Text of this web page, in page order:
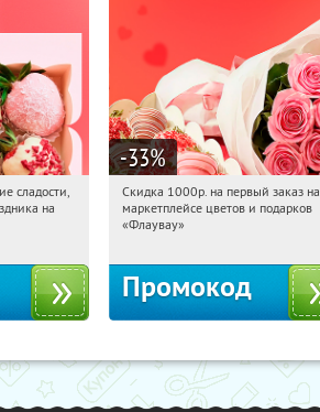
Получили:
сладости,
на
-33%
09:43:06 Получили:
Россия
Скидка 1000р. на первый заказ на
маркетплейсе цветов и подарков
«Флаувау»
Промокод